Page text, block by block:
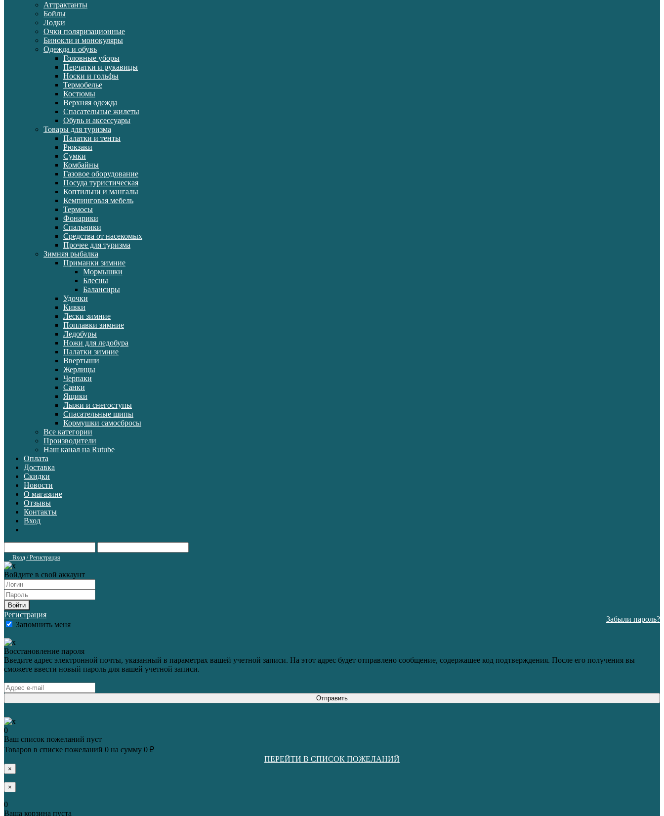
Аттрактанты
Бойлы
Лодки
Очки поляризационные
Бинокли и монокуляры
Одежда и обувь
Головные уборы
Перчатки и рукавицы
Носки и гольфы
Термобелье
Костюмы
Верхняя одежда
Спасательные жилеты
Обувь и аксессуары
Товары для туризма
Палатки и тенты
Рюкзаки
Сумки
Комбайны
Газовое оборудование
Посуда туристическая
Коптильни и мангалы
Кемпинговая мебель
Термосы
Фонарики
Спальники
Средства от насекомых
Прочее для туризма
Зимняя рыбалка
Приманки зимние
Мормышки
Блесны
Балансиры
Удочки
Кивки
Лески зимние
Поплавки зимние
Ледобуры
Ножи для ледобура
Палатки зимние
Ввертыши
Жерлицы
Черпаки
Санки
Ящики
Лыжи и снегоступы
Спасательные шипы
Кормушки самосбросы
Все категории
Производители
Наш канал на Rutube
Оплата
Доставка
Скидки
Новости
О магазине
Отзывы
Контакты
Вход
Вход / Регистрация
Войдите в свой аккаунт
Войти
Регистрация
Запомнить меня
Забыли пароль?
Восстановление пароля
Введите адрес электронной почты, указанный в параметрах вашей учетной записи. На этот адрес будет отправлено сообщение, содержащее код подтверждения. После его получения вы
сможете ввести новый пароль для вашей учетной записи.
Отправить
0
Ваш список пожеланий пуст
Товаров в списке пожеланий 0 на сумму 0 ₽
ПЕРЕЙТИ В СПИСОК ПОЖЕЛАНИЙ
×
×
0
Ваша корзина пуста